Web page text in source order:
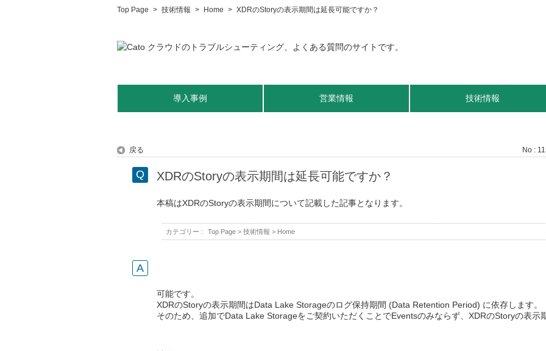
Top Page > 技術情報 > Home > XDRのStoryの表示期間は延長可能ですか？
導入事例 営業情報 技術情報
戻る No :
XDRのStoryの表示期間は延長可能ですか？
本稿はXDRのStoryの表示期間について記載した記事となります。
カテゴリー : Top Page > 技術情報 > Home
可能です。
XDRのStoryの表示期間はData Lake Storageのログ保持期間 (Data Retention Period) に依存します。
そのため、追加でData Lake Storageをご契約いただくことでEventsのみならず、XDRのStoryの表示